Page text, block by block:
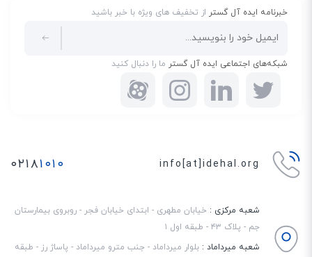
دفترچه مخاطبین اختصاصی
این دستگاه ذخیره کرده و از طریق کلید مربوطه در صفحه کلید گوشی بیسیم، به
آن‌ها دسترسی داشته باشند. علاوه بر این، 50 شماره آخری که با شما تماس
خبرنامه ایده آل گستراز تخفیف های ویژه با خبر باشید
شبکه‌های اجتماعی ایده آل گسترما را دنبال کنید
info[at]idehal.org ۰۲۱۸۱۰۱۰
شعبه مرکزی : خیابان مطهری - ابتدای خیابان فجر - روبروی بیمارستان
جم - پلاک ۴۳ - طبقه اول ۱
شعبه میرداماد : بلوار میرداماد - جنب مترو میرداماد - پاساژ رز - طبقه